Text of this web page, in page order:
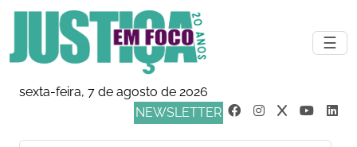
☰
sexta-feira, 7 de agosto de 2026
NEWSLETTER